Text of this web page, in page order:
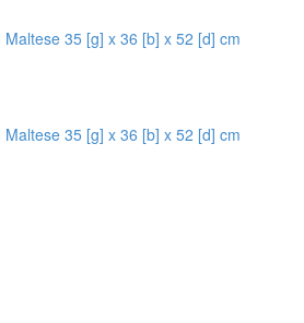
35 [g] x 36 [b] x 52 [d] cm
35 [g] x 36 [b] x 52 [d] cm